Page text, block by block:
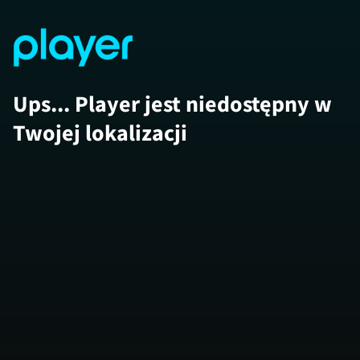
Ups... Player jest niedostępny w
Twojej lokalizacji